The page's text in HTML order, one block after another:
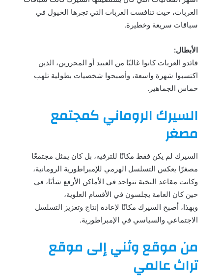
العربات، حيث تنافست العربات التي تجرها الخيول في
سباقات سريعة وخطيرة.
الأبطال:
قائدو العربات كانوا غالبًا من العبيد أو المحررين، الذين
اكتسبوا شهرة واسعة، وأصبحوا شخصيات بطولية تلهب
حماس الجماهير.
السيرك الروماني كمجتمع
مصغر
السيرك لم يكن فقط مكانًا للترفيه، بل كان يمثل مجتمعًا
مصغرًا يعكس التسلسل الهرمي للإمبراطورية الرومانية،
وكانت مقاعد النخبة تتواجد في الأماكن الأرفع شأنًا، في
حين كان العامة يجلسون في الأقسام العلوية،
وبهذا، أصبح السيرك مكانًا لإعادة إنتاج وتعزيز التسلسل
الاجتماعي والسياسي في الإمبراطورية.
من موقع وثني إلى موقع
تراث عالمي